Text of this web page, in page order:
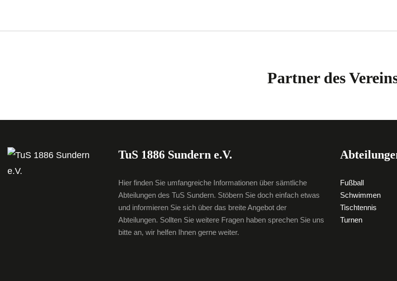
Partner des
TuS 1886 Sundern e.V.
Hier finden Sie umfangreiche Informationen über sämtliche
Abteilungen des TuS Sundern. Stöbern Sie doch einfach etwas
und informieren Sie sich über das breite Angebot der
Abteilungen. Sollten Sie weitere Fragen haben sprechen Sie uns
bitte an, wir helfen Ihnen gerne weiter.
Fußball
Schwimmen
Tischtennis
Turnen